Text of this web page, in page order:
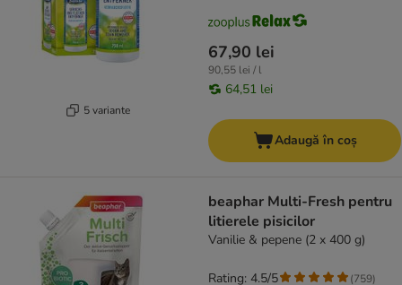
5 variante
67,90 lei
90,55 lei / l
64,51 lei
Adaugă în coș
beaphar Multi-Fresh pentru
litierele pisicilor
Vanilie & pepene (2 x 400 g)
Rating: 4.5/5 (759)